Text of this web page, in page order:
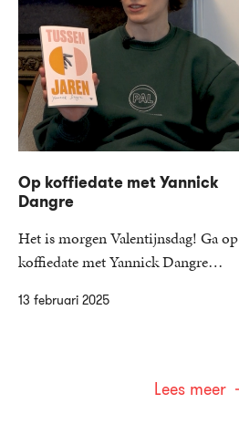
13 februari 2025
Op koffiedate met Yannick
Dangre
Het is morgen Valentijnsdag! Ga op
koffiedate met Yannick Dangre…
Lees meer